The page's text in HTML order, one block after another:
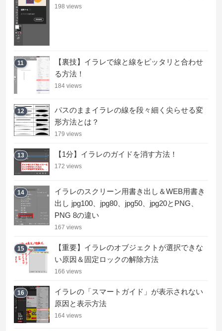
198 views
11
【裏技】イラレで線と線をピッタリと合わせ
る方法！
184 views
12
パスのままイラレの線を段々細く尖らせる変
形方法とは？
179 views
13 【1分】イラレのガイドを消す方法！
172 views
14
イラレのスクリーン用書き出し＆WEB用書き
出し jpg100、jpg80、jpg50、jpg20とPNG、
PNG 8の違い
167 views
15
【重要】イラレのオブジェクトが選択できな
い原因＆固定ロックの解除方法
166 views
16
イラレの「スマートガイド」が表示されない
原因と表示方法
164 views